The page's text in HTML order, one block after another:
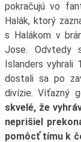
pokračujú vo
Halák, ktorý
s Halákom v
Jose. Odvtedy
Islanders
dostali sa po
divízie. Víťazný
skvelé, že
neprišiel
pomôcť tímu k